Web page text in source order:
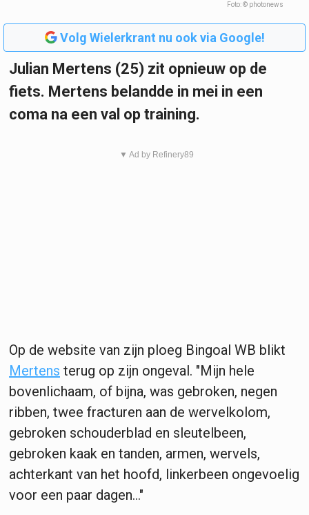
Foto: © photonews
Volg Wielerkrant nu ook via Google!
Julian Mertens (25) zit opnieuw op de
fiets. Mertens belandde in mei in een
coma na een val op training.
▼ Ad by Refinery89
Op de website van zijn ploeg Bingoal WB blikt
Mertens terug op zijn ongeval. "Mijn hele
bovenlichaam, of bijna, was gebroken, negen
ribben, twee fracturen aan de wervelkolom,
gebroken schouderblad en sleutelbeen,
gebroken kaak en tanden, armen, wervels,
achterkant van het hoofd, linkerbeen ongevoelig
voor een paar dagen..."